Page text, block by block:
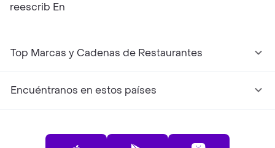
reescrib En
Top Marcas y Cadenas de Restaurantes
Encuéntranos en estos países